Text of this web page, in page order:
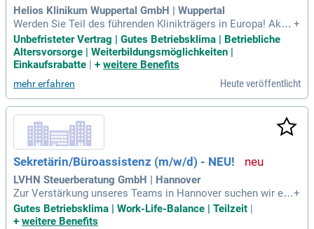
Helios Klinikum Wuppertal GmbH | Wuppertal
Werden Sie Teil des führenden Klinikträgers in Europa! Aktu
ell suchen wir eine Sekretärin / Assistenz der Klinikgeschäft
sführung (m/w/d) in Wuppertal. Diese unbefristete Stelle ka
nn sowohl in Vollzeit als auch in Teilzeit besetzt werden. Be
nisationsaufgaben in einem innovativen Umfeld. Nutzen Sie
Ihre Fähigkeiten und wachsen Sie mit uns in neue Herausfor
derungen. Bewerben Sie sich jetzt unter der Kennziffer 0127
_000118, um unsere Patient:innen bestmöglich zu unterstütz
+
Unbefristeter Vertrag | Gutes Betriebsklima | Betriebliche
Altersvorsorge | Weiterbildungsmöglichkeiten |
Einkaufsrabatte | + weitere Benefits
mehr erfahren Heute veröffentlicht
Sekretärin/Büroassistenz (m/w/d) - NEU!
LVHN Steuerberatung GmbH | Hannover
Zur Verstärkung unseres Teams in Hannover suchen wir ein
e engagierte Büroassistenz (m/w/d) in Voll- oder Teilzeit. Ih
re Aufgaben umfassen die eigenständige Organisation von T
+
Gutes Betriebsklima | Work-Life-Balance | Teilzeit
+ weitere Benefits